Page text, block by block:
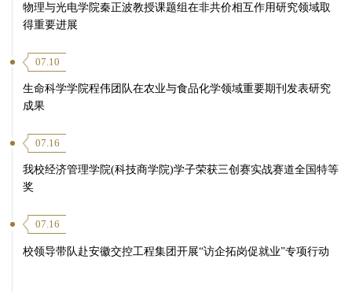
物理与光电学院秦正波教授课题组在非共价相互作用研究领域取
得重要进展
07.10
生命科学学院程伟团队在农业与食品化学领域重要期刊发表研究
成果
07.16
我校经济管理学院(科技商学院)学子荣获三创赛实战赛道全国特等
奖
07.16
校领导带队赴安徽交控工程集团开展“访企拓岗促就业”专项行动